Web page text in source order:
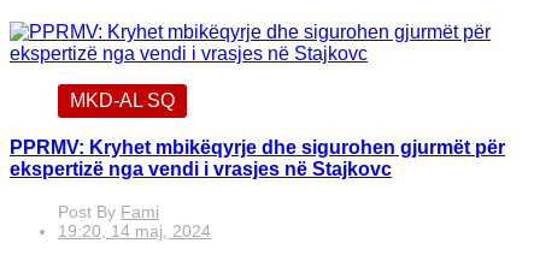
MKD-AL SQ
PPRMV: Kryhet mbikëqyrje dhe sigurohen gjurmët për
ekspertizë nga vendi i vrasjes në Stajkovc
Post By Fami
19:20, 14 maj, 2024